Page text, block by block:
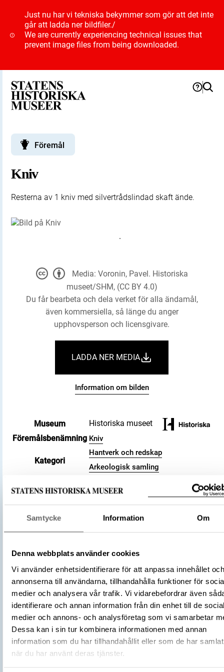
Samtycke Information Om
Denna webbplats använder cookies
Vi använder enhetsidentifierare för att anpassa innehållet och
annonserna till användarna, tillhandahålla funktioner för
medier och analysera vår trafik. Vi vidarebefordrar även
identifierare och annan information från din enhet till de
medier och annons- och analysföretag som vi samarbetar
Dessa kan i sin tur kombinera informationen med annan
information som du har tillhandahållit eller som de har
när du har använt deras tjänster.
Just nu har vi tekniska bekymmer som gör att det inte
går att ladda ner bildfiler./
We are currently experiencing technical issues that
prevent image files from being downloaded.
Föremål
Kniv
Resterna av 1 kniv med silvertrådslindad skaft ände.
Museum
Historiska museet
Föremålsbenämning Kniv
Kategori
Hantverk och redskap
Arkeologisk samling
Datering
800 – 1100
Tidsperiod
Vikingatid
Föremålsnummer
476721_HST
Andra nummer
Undernummer: Bj 733
Historisk plats
Birka, Adelsö socken
Förvärvsnummer 34000
Omnämns i katalog Förvärv: 34000 på Catview
Förvärvsmetod
KML
2000
Media: Voronin, Pavel. Historiska
museet/SHM, (CC BY 4.0)
Du får bearbeta och dela verket för alla ändamål,
även kommersiella, så länge du anger
upphovsperson och licensgivare.
LADDA NER MEDIA
Information om bilden